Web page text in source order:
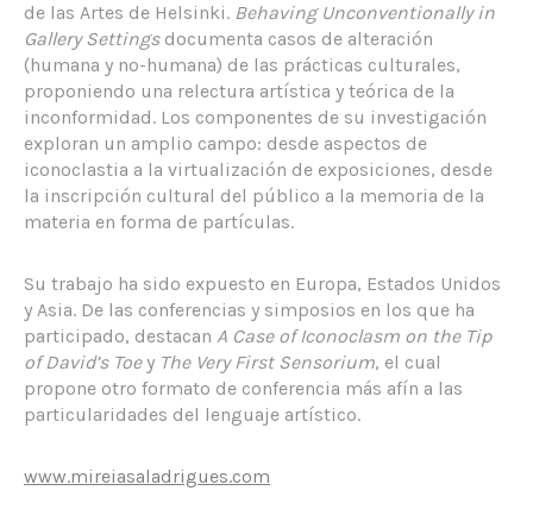
de las Artes de Helsinki. Behaving Unconventionally in
Gallery Settingsdocumenta casos de alteración
(humana y no-humana) de las prácticas culturales,
proponiendo una relectura artística y teórica de la
inconformidad. Los componentes de su investigación
exploran un amplio campo: desde aspectos de
iconoclastia a la virtualización de exposiciones, desde
la inscripción cultural del público a la memoria de la
materia en forma de partículas.
Su trabajo ha sido expuesto en Europa, Estados Unidos
y Asia. De las conferencias y simposios en los que ha
participado, destacan A Case of Iconoclasm on the Tip
of David’s Toey The Very First Sensorium, el cual
propone otro formato de conferencia más afín a las
particularidades del lenguaje artístico.
www.mireiasaladrigues.com